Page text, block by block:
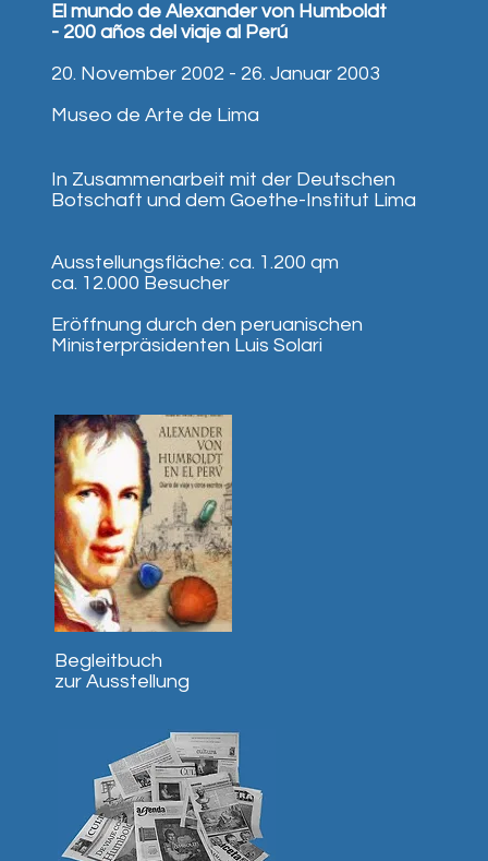
El mundo de Alexander von Humboldt
- 200 años del viaje al Perú
20. November 2002 - 26. Januar 2003
Museo de Arte de Lima
In Zusammenarbeit mit der Deutschen
Botschaft und dem Goethe-Institut Lima
Ausstellungsfläche: ca. 1.200 qm
ca. 12.000 Besucher
Eröffnung durch den peruanischen
Ministerpräsidenten Luis Solari
Begleitbuch
zur Ausstellung